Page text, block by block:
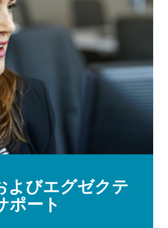
よびエグゼクテ
ポート